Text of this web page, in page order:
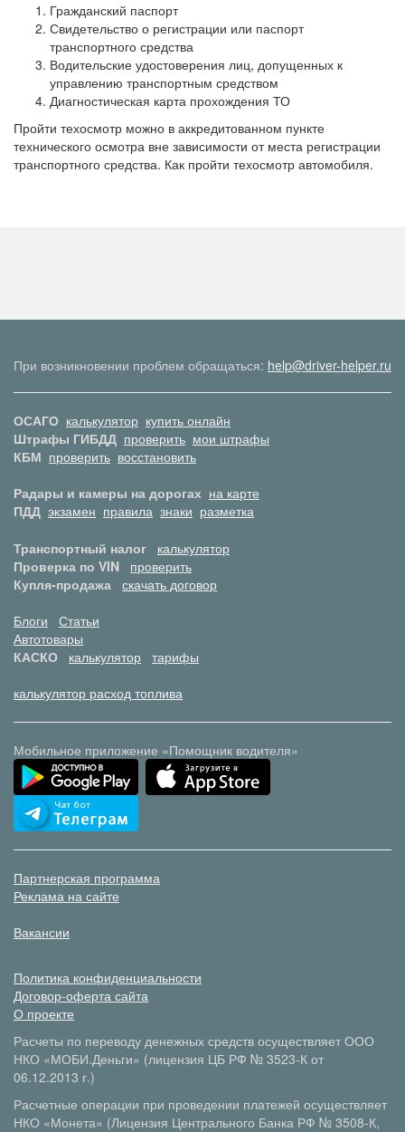
Гражданский паспорт
Свидетельство о регистрации или паспорт
транспортного средства
Водительские удостоверения лиц, допущенных к
управлению транспортным средством
Диагностическая карта прохождения ТО
Пройти техосмотр можно в аккредитованном пункте
технического осмотра вне зависимости от места регистрации
транспортного средства. Как пройти техосмотр автомобиля.
При возникновении проблем обращаться: help@driver-helper.ru
ОСАГО калькулятор купить онлайн
Штрафы ГИБДД проверить мои штрафы
КБМ проверить восстановить
Радары и камеры на дорогах на карте
ПДД экзамен правила знаки разметка
Транспортный налог
калькулятор
Проверка по VIN
проверить
Купля-продажа скачать договор
Блоги
Статьи
Автотовары
КАСКО
калькулятор тарифы
калькулятор расход топлива
Мобильное приложение «Помощник водителя»
Партнерская программа
Реклама на сайте
Вакансии
Политика конфиденциальности
Договор-оферта сайта
О проекте
Расчеты по переводу денежных средств осуществляет ООО
НКО «МОБИ.Деньги» (лицензия ЦБ РФ № 3523-К от
06.12.2013 г.)
Расчетные операции при проведении платежей осуществляет
НКО «Монета» (Лицензия Центрального Банка РФ № 3508-К,